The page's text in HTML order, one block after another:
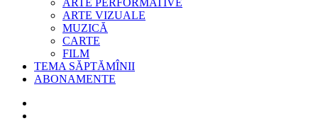
ARTE PERFORMATIVE
ARTE VIZUALE
MUZICĂ
CARTE
FILM
TEMA SĂPTĂMÎNII
ABONAMENTE